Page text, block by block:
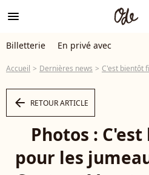
menu
Billetterie En privé avec
Accueil Dernières news C'est bientôt fini pour les jumeaux de
arrow_left RETOUR ARTICLE
Photos :
pour les